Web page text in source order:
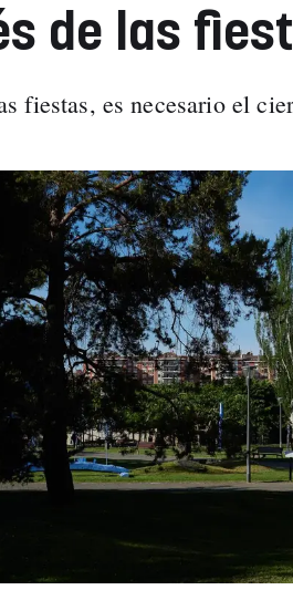
de las
fiestas, es necesario el